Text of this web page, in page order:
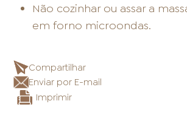
Não cozinhar ou assar a
em forno microondas.
Compartilhar
Enviar por E-mail
Imprimir